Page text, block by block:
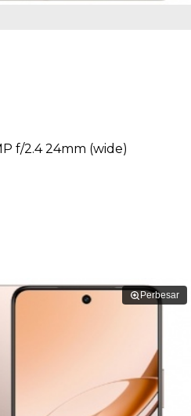
f/2.4 24mm (wide)
Perbesar